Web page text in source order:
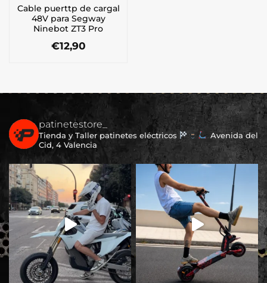
Cable puerttp de cargal
48V para Segway
Ninebot ZT3 Pro
€12,90
patinetestore_
Tienda y Taller patinetes eléctricos
Avenida del
Cid, 4 Valencia